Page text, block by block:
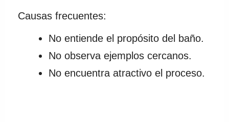
Causas frecuentes:
No entiende el propósito del baño.
No observa ejemplos cercanos.
No encuentra atractivo el proceso.